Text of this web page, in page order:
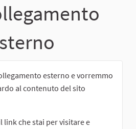
esterno e vorremmo
al contenuto del sito
link che stai per visitare e